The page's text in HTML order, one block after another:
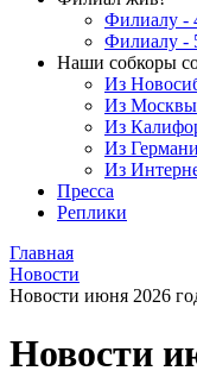
Филиалу -
Филиалу -
Наши собкоры
Из
Из Москвы
Из
Из
Из
Пресса
Реплики
Главная
Новости
Новости июня 2026
Новости